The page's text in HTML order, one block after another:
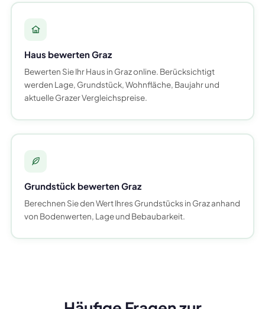
Haus bewerten Graz
Bewerten Sie Ihr Haus in Graz online. Berücksichtigt
werden Lage, Grundstück, Wohnfläche, Baujahr und
aktuelle Grazer Vergleichspreise.
Grundstück bewerten Graz
Berechnen Sie den Wert Ihres Grundstücks in Graz anhand
von Bodenwerten, Lage und Bebaubarkeit.